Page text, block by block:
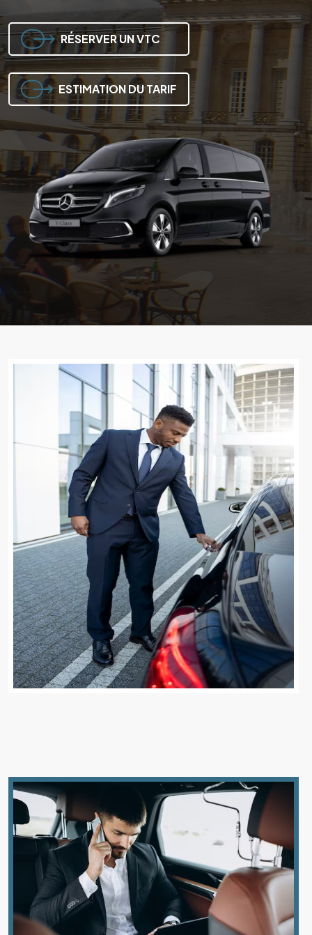
RÉSERVER UN VTC
ESTIMATION DU TARIF
RÉSERVER UN VTC
ESTIMATION DU TARIF
RÉSERVER UN VTC
ESTIMATION DU TARIF
Alternative VTC Dijon
Chauffeur privé 24h/24
Nos services de transport VTC à
Dijon
Transferts Aéroport & Gare à Dijon